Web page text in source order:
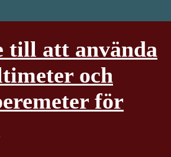
till att använda
och
för